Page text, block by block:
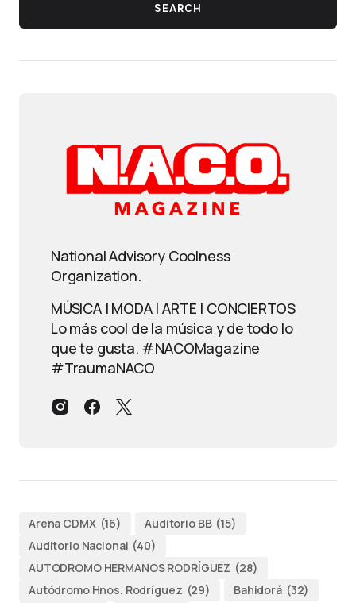
SEARCH
National Advisory Coolness
Organization.
MÚSICA | MODA | ARTE | CONCIERTOS
Lo más cool de la música y de todo lo
que te gusta. #NACOMagazine
#TraumaNACO
Arena CDMX (16) Auditorio BB (15)
Auditorio Nacional (40)
AUTODROMO HERMANOS RODRÍGUEZ (28)
Autódromo Hnos. Rodríguez (29) Bahidorá (32)